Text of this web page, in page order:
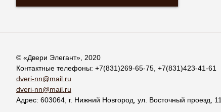
© «Двери Элегант», 2020
Контактные телефоны: +7(831)269-65-75 +7(831)423-41-61
dveri-nn@mail.ru
dveri-nn@mail.ru
Адрес: 603064 , г. Нижний Новгород ул. Восточный проезд, 11